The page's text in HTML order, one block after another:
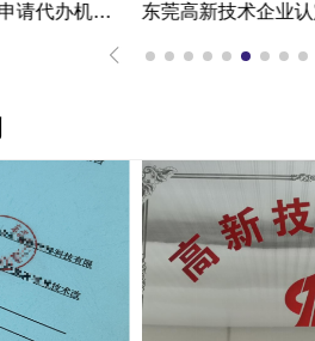
江门市高新企业资质认定申请代办机构服务案例